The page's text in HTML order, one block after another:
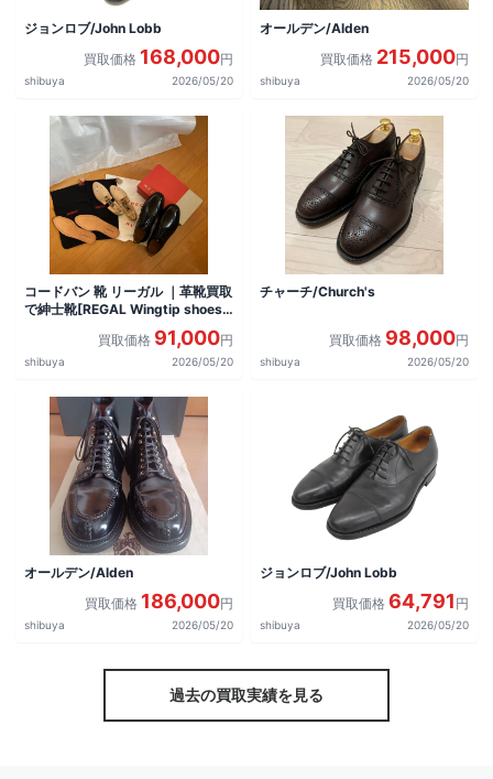
ジョンロブ/John Lobb
買取価格 168,000円
shibuya 2026/05/20
オールデン/Alden
買取価格 215,000円
shibuya 2026/05/20
コードバン 靴 リーガル ｜革靴買取
で紳士靴[REGAL Wingtip shoes]
買取価格 91,000円
shibuya 2026/05/20
チャーチ/Church's
買取価格 98,000円
shibuya 2026/05/20
オールデン/Alden
買取価格 186,000円
shibuya 2026/05/20
ジョンロブ/John Lobb
買取価格 64,791 円
shibuya 2026/05/20
過去の買取実績を見る